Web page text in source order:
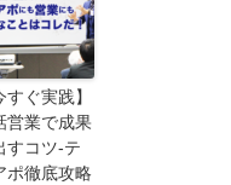
すぐ実践】
営業で成果
すコツ‐テ
ポ徹底攻略